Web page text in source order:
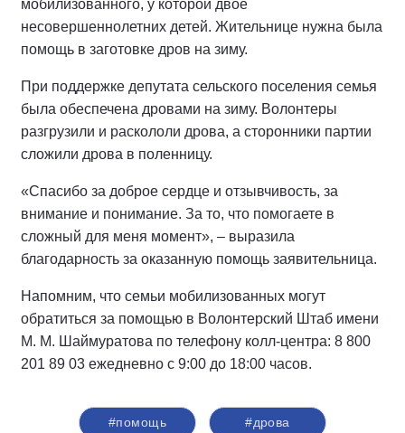
мобилизованного, у которой двое
несовершеннолетних детей. Жительнице нужна была
помощь в заготовке дров на зиму.
При поддержке депутата сельского поселения семья
была обеспечена дровами на зиму. Волонтеры
разгрузили и раскололи дрова, а сторонники партии
сложили дрова в поленницу.
«Спасибо за доброе сердце и отзывчивость, за
внимание и понимание. За то, что помогаете в
сложный для меня момент», – выразила
благодарность за оказанную помощь заявительница.
Напомним, что семьи мобилизованных могут
обратиться за помощью в Волонтерский Штаб имени
М. М. Шаймуратова по телефону кoлл-цeнтpа: 8 800
201 89 03 ежедневно с 9:00 до 18:00 часов.
#помощь #дрова